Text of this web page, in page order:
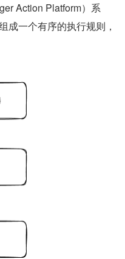
Action Platform）系
成一个有序的执行规则，